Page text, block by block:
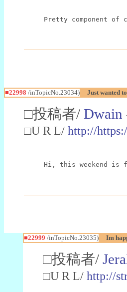
Pretty component
■22998 /inTopicNo.23034) Just wanted
□投稿者/ Dwain
□U R L/ http://
Hi, this weekend is
■22999 /inTopicNo.23035) Im
□投稿者/
□U R L/ http://